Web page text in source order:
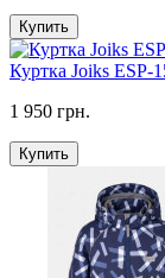
Купить
Куртка Joiks ESP-
1 950 грн.
Купить